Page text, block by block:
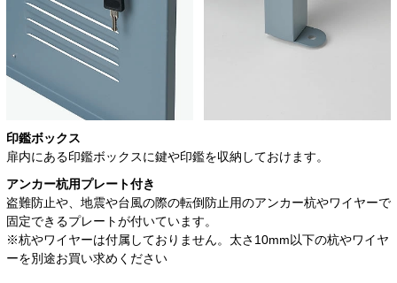
印鑑ボックス
扉内にある印鑑ボックスに鍵や印鑑を収納しておけます。
アンカー杭用プレート付き
盗難防止や、地震や台風の際の転倒防止用のアンカー杭やワイヤーで
固定できるプレートが付いています。
※杭やワイヤーは付属しておりません。太さ10mm以下の杭やワイヤ
ーを別途お買い求めください